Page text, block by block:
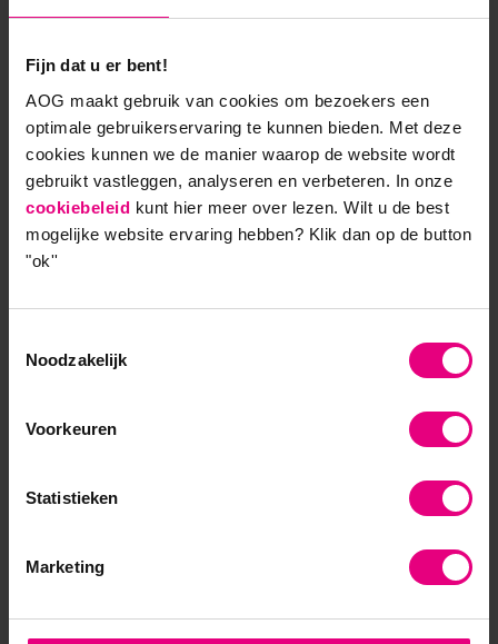
Fijn dat u er bent!
AOG maakt gebruik van cookies om bezoekers een
optimale gebruikerservaring te kunnen bieden. Met deze
cookies kunnen we de manier waarop de website wordt
gebruikt vastleggen, analyseren en verbeteren. In onze
cookiebeleid kunt hier meer over lezen. Wilt u de best
mogelijke website ervaring hebben? Klik dan op de button
"ok''
Noodzakelijk
Voorkeuren
Statistieken
Marketing
hun eigen oneerlijkheid in lijn met hun waarden. Als
oneerlijkheid.
Werken aan integriteit
Waarom zijn dit soort definities zo populair? In het
slechtste geval zijn deze definities populair omdat ze
je een mooi excuus voor je gedrag kunnen geven. De
mijn waarden en doe wat ik zeg. Dat is toch integer?
In het beste geval zijn dit type definities gewoon wat
en zegt niet snel van jezelf dat eerlijkheid persoonlijk
Leiders hebben in de regel een machtspositie,
geven. Voor hen is er altijd de verleiding van